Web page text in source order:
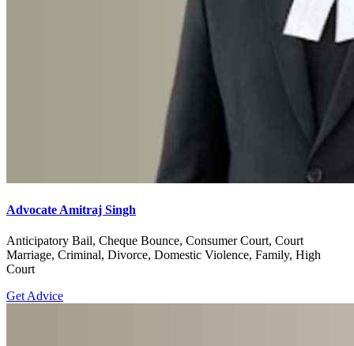
Advocate Amitraj Singh
Anticipatory Bail, Cheque Bounce, Consumer Court, Court
Marriage, Criminal, Divorce, Domestic Violence, Family, High
Court
Get Advice